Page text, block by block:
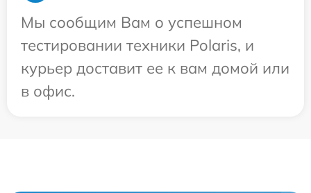
Мы сообщим Вам о успешном
тестировании техники Polaris, и
курьер доставит ее к вам домой или
в офис.